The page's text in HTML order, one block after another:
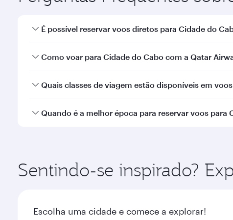
É possível reservar voos diretos para Cidade do
Sim, a Qatar Airways opera voos diretos para Cidade
Como voar para Cidade do Cabo com a Qatar
Você pode voar diretamente para Cidade do Cabo
Quais classes de viagem estão disponíveis em
A disponibilidade de classes de viagem depende da
Quando é a melhor época para reservar voos para
Sentindo-se inspirado?
Escolha uma cidade e comece a explorar!